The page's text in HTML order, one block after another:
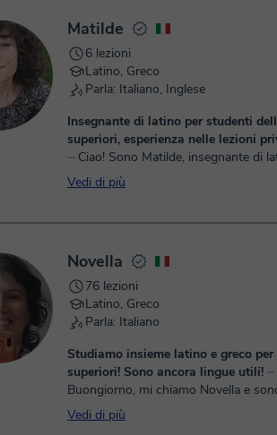
Matilde
6 lezioni
Latino, Greco
Parla: Italiano, Inglese
Insegnante di latino per studenti
superiori, esperienza nelle lezioni
⏤ Ciao! Sono Matilde, insegnante di latino e
greco antico. Sono laureata in Lettere
antiche presso l'Università degli Studi
Vedi di più
Novella
76 lezioni
Latino, Greco
Parla: Italiano
Studiamo insieme latino e greco per
superiori! Sono ancora lingue utili! ⏤
Buongiorno, mi chiamo Novella e
laureata in Storia Medievale
Pisa dopo aver conseguito maturità
Vedi di più